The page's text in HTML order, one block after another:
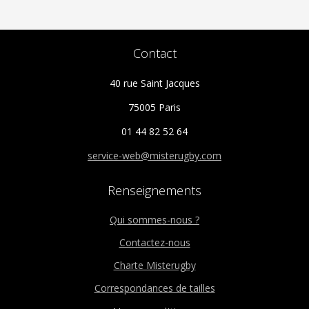
Contact
40 rue Saint Jacques
75005 Paris
01 44 82 52 64
service-web@misterugby.com
Renseignements
Qui sommes-nous ?
Contactez-nous
Charte Misterugby
Correspondances de tailles